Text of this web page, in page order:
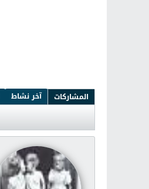
المشاركات آخر نشاط